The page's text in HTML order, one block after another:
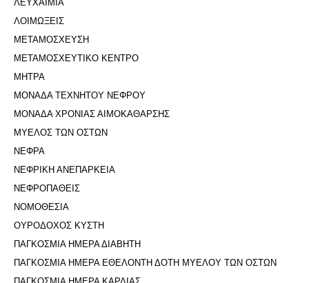
ΛΕΥΧΑΙΜΙΑ
ΛΟΙΜΩΞΕΙΣ
ΜΕΤΑΜΟΣΧΕΥΣΗ
ΜΕΤΑΜΟΣΧΕΥΤΙΚΟ ΚΕΝΤΡΟ
ΜΗΤΡΑ
ΜΟΝΑΔΑ ΤΕΧΝΗΤΟΥ ΝΕΦΡΟΥ
ΜΟΝΑΔΑ ΧΡΟΝΙΑΣ ΑΙΜΟΚΑΘΑΡΣΗΣ
ΜΥΕΛΟΣ ΤΩΝ ΟΣΤΩΝ
ΝΕΦΡΑ
ΝΕΦΡΙΚΗ ΑΝΕΠΑΡΚΕΙΑ
ΝΕΦΡΟΠΑΘΕΙΣ
ΝΟΜΟΘΕΣΙΑ
ΟΥΡΟΔΟΧΟΣ ΚΥΣΤΗ
ΠΑΓΚΟΣΜΙΑ ΗΜΕΡΑ ΔΙΑΒΗΤΗ
ΠΑΓΚΟΣΜΙΑ ΗΜΕΡΑ ΕΘΕΛΟΝΤΗ ΔΟΤΗ ΜΥΕΛΟΥ ΤΩΝ ΟΣΤΩΝ